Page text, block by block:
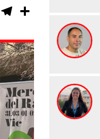
WhatsAppTelegram